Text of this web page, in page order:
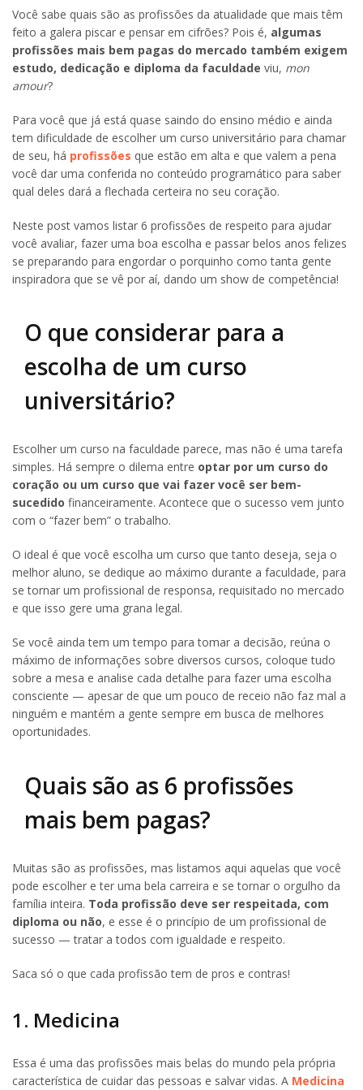
Você sabe quais são as profissões da atualidade que mais têm
feito a galera piscar e pensar em cifrões? Pois é, algumas
profissões mais bem pagas do mercado também exigem
estudo, dedicação e diploma da faculdade viu, mon
amour?
Para você que já está quase saindo do ensino médio e ainda
tem dificuldade de escolher um curso universitário para chamar
de seu, há profissões que estão em alta e que valem a pena
você dar uma conferida no conteúdo programático para saber
qual deles dará a flechada certeira no seu coração.
Neste post vamos listar 6 profissões de respeito para ajudar
você avaliar, fazer uma boa escolha e passar belos anos felizes
se preparando para engordar o porquinho como tanta gente
inspiradora que se vê por aí, dando um show de competência!
O que considerar para a
escolha de um curso
universitário?
Escolher um curso na faculdade parece, mas não é uma tarefa
simples. Há sempre o dilema entre optar por um curso do
coração ou um curso que vai fazer você ser bem-
sucedido financeiramente. Acontece que o sucesso vem junto
com o “fazer bem” o trabalho.
O ideal é que você escolha um curso que tanto deseja, seja o
melhor aluno, se dedique ao máximo durante a faculdade, para
se tornar um profissional de responsa, requisitado no mercado
e que isso gere uma grana legal.
Se você ainda tem um tempo para tomar a decisão, reúna o
máximo de informações sobre diversos cursos, coloque tudo
sobre a mesa e analise cada detalhe para fazer uma escolha
consciente — apesar de que um pouco de receio não faz mal a
ninguém e mantém a gente sempre em busca de melhores
oportunidades.
Quais são as 6 profissões
mais bem pagas?
Muitas são as profissões, mas listamos aqui aquelas que você
pode escolher e ter uma bela carreira e se tornar o orgulho da
família inteira. Toda profissão deve ser respeitada, com
diploma ou não, e esse é o princípio de um profissional de
sucesso — tratar a todos com igualdade e respeito.
Saca só o que cada profissão tem de pros e contras!
1. Medicina
Essa é uma das profissões mais belas do mundo pela própria
característica de cuidar das pessoas e salvar vidas. A Medicina